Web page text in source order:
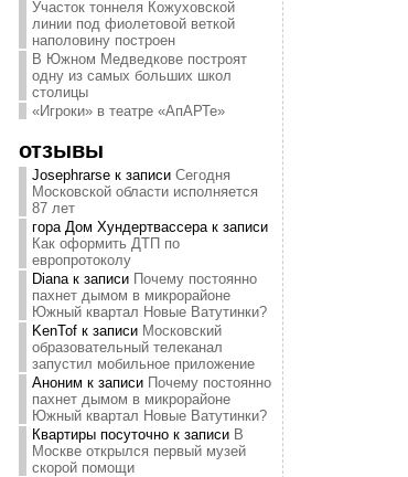
Участок тоннеля Кожуховской
линии под фиолетовой веткой
наполовину построен
В Южном Медведкове построят
одну из самых больших школ
столицы
«Игроки» в театре «АпАРТе»
отзывы
Josephrarseк записи Сегодня
Московской области исполняется
87 лет
гора Дом Хундертвассерак записи
Как оформить ДТП по
европротоколу
Dianaк записи Почему постоянно
пахнет дымом в микрорайоне
Южный квартал Новые Ватутинки?
KenTofк записи Московский
образовательный телеканал
запустил мобильное приложение
Аноним к записи Почему постоянно
пахнет дымом в микрорайоне
Южный квартал Новые Ватутинки?
Квартиры посуточнок записи В
Москве открылся первый музей
скорой помощи